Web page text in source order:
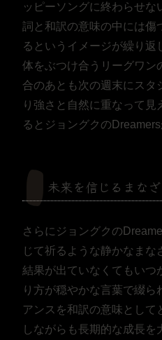
ッピーソングに終わらせ
詞と和訳の意味の中には傷
るというイメージが繰り
体をぶつけ合うリーグワン
合のあとも次の週末にスタ
り強さと自然に重なって
るとジョングクの
未来を信じるまな
さらにジョングクの
じて祈るような静かなま
結果が出ていなくてもいつ
り方が穏やかな言葉で綴ら
アンスを和訳の意味として
しながらも長期的な成長